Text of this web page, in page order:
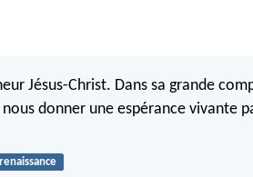
Jésus-Christ. Dans sa grande
donner une espérance vivante
renaissance